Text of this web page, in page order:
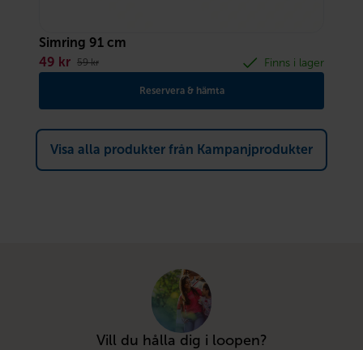
Simring 91 cm
59kr
49 kr Finns i lager
Reservera & hämta
Visa alla produkter från Kampanjprodukter
Vill du hålla dig i loopen?